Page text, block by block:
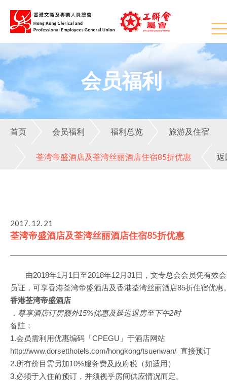
会员福利
首页 会员福利 福利总览 旅游及住宿
荃湾帝盛酒店及荃湾丝丽酒店住宿85折优惠 返
2017. 12. 21
荃湾帝盛酒店及荃湾丝丽酒店住宿85折优惠
由2018年1月1日至2018年12月31日，文专总会会员凭有效会
员证，可享香港荃湾帝盛酒店及香港荃湾丝丽酒店85折住宿优惠
香港荃湾帝盛酒店
．尊享酒店订房额外15%优惠及延迟退房至下午2时
备註：
1.会员需利用优惠编码「CPEGU」于酒店网站
http://www.dorsetthotels.com/hongkong/tsuenwan/ 直接预订
2.所有价目需另加10%服务费及政府税（如适用）
3.必须于入住前预订，并须视乎房间供应情况而定。